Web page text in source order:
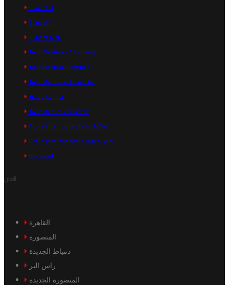
Sunset 3
Sunset 4
Sunset Mall
Tour Alsafwa - Albatrawy
Tour Alsafwa Elegance
Tour Medicale Alnokhba
Trade Center
Tour Medicale Alsafwa
Ecole Internationale Al Safwa
Ecole Internationale Mavericks
the pearl
المدن
القاهرة
المنصورة
دمياط الجديدة
راس البر
المنصورة الجديدة